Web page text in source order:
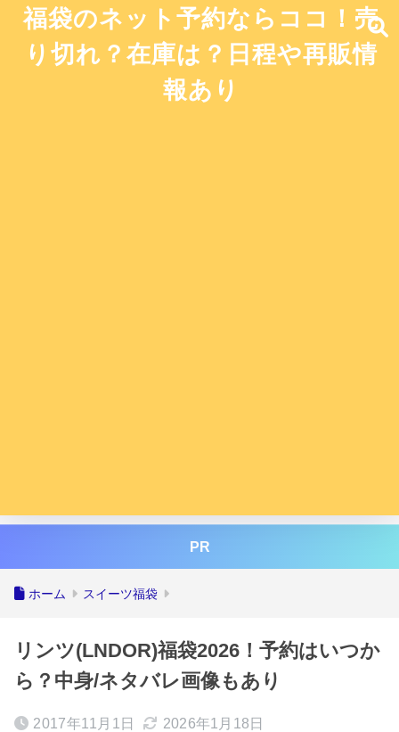
福袋のネット予約ならココ！売
り切れ？在庫は？日程や再販情
報あり
PR
ホーム スイーツ福袋
リンツ(LNDOR)福袋2026！予約はいつか
ら？中身/ネタバレ画像もあり
2017年11月1日 2026年1月18日